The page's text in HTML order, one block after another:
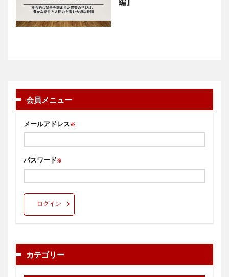
会員メニュー
メールアドレス※
パスワード※
ログイン
カテゴリー